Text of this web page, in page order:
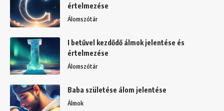
értelmezése
Álomszótár
I betűvel kezdődő álmok jelentése és
értelmezése
Álomszótár
Baba születése álom jelentése
Álmok